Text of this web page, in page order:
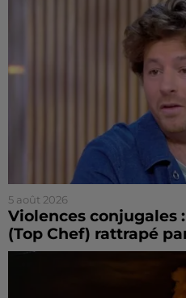
5 août 2026
Violences conjugales
(Top Chef) rattrapé